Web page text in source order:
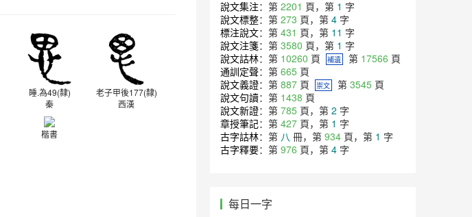
睡.為49(隸)
秦
老子甲後177(隸)
西漢
楷書
說文集注：第 2201 頁，第 1 字
說文標整：第 273 頁，第 4 字
標注說文：第 431 頁，第 11 字
說文注箋：第 3580 頁，第 1 字
說文詁林：第 10260 頁 補遺 第 17566 頁
通訓定聲：第 665 頁
說文義證：第 887 頁 崇文 第 3545 頁
說文句讀：第 1438 頁
說文新證：第 785 頁，第 2 字
章授筆記：第 427 頁，第 1 字
古字詁林：第 八 冊，第 934 頁，第 1 字
古字釋要：第 976 頁，第 4 字
每日一字